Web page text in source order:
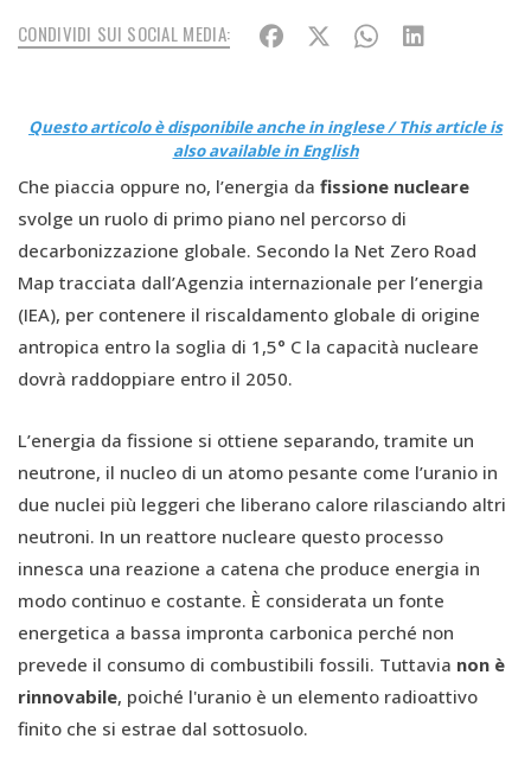
CONDIVIDI SUI SOCIAL MEDIA:
Questo articolo è disponibile anche in inglese / This article is
also available in English
Che piaccia oppure no, l’energia da fissione nucleare
svolge un ruolo di primo piano nel percorso di
decarbonizzazione globale. Secondo la Net Zero Road
Map tracciata dall’Agenzia internazionale per l’energia
(IEA), per contenere il riscaldamento globale di origine
antropica entro la soglia di 1,5° C la capacità nucleare
dovrà raddoppiare entro il 2050.
L’energia da fissione si ottiene separando, tramite un
neutrone, il nucleo di un atomo pesante come l’uranio in
due nuclei più leggeri che liberano calore rilasciando altri
neutroni. In un reattore nucleare questo processo
innesca una reazione a catena che produce energia in
modo continuo e costante. È considerata un fonte
energetica a bassa impronta carbonica perché non
prevede il consumo di combustibili fossili. Tuttavia non è
rinnovabile, poiché l'uranio è un elemento radioattivo
finito che si estrae dal sottosuolo.